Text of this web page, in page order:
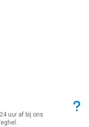
uur af bij ons